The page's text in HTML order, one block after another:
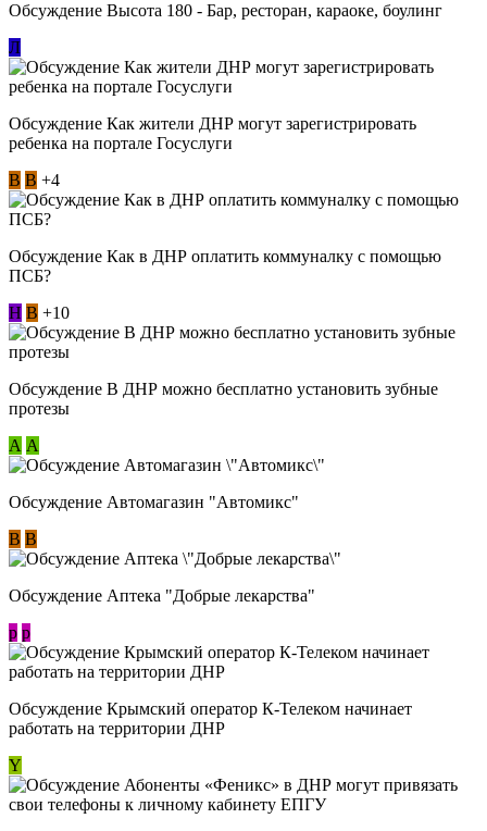
Обсуждение Высота 180 - Бар, ресторан, караоке, боулинг
Л
Обсуждение Как жители ДНР могут зарегистрировать
ребенка на портале Госуслуги
В В +4
Обсуждение Как в ДНР оплатить коммуналку с помощью
ПСБ?
Н В +10
Обсуждение В ДНР можно бесплатно установить зубные
протезы
А А
Обсуждение Автомагазин "Автомикс"
В В
Обсуждение Аптека "Добрые лекарства"
p p
Обсуждение Крымский оператор К-Телеком начинает
работать на территории ДНР
Y